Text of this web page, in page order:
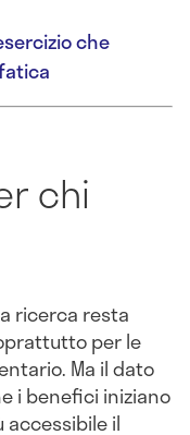
che
chi
ricerca resta
per le
Ma il dato
i benefici iniziano
accessibile il